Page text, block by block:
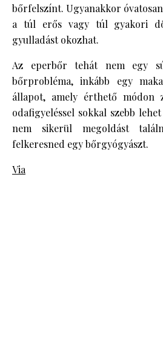
bőrfelszínt. Ugyanakkor
a túl erős vagy túl gyakori
gyulladást okozhat.
Az eperbőr tehát nem egy
bőrprobléma, inkább egy
állapot, amely érthető módon
odafigyeléssel sokkal szebb
nem sikerül megoldást
felkeresned egy bőrgyógyászt.
Via